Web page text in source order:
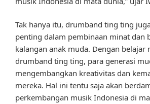
Tak hanya itu, drumband ting ting
penting dalam pembinaan minat dan
kalangan anak muda. Dengan belajar
drumband ting ting, para generasi
mengembangkan kreativitas dan
mereka. Hal ini tentu saja akan
perkembangan musik Indonesia di